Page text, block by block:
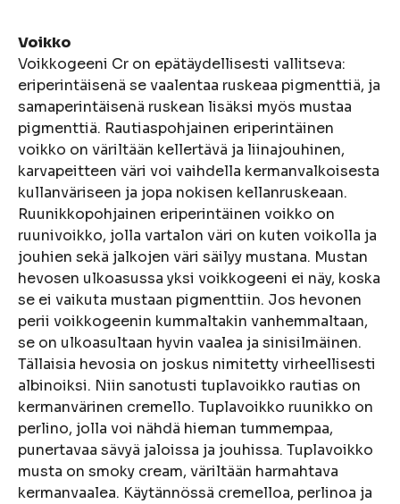
Voikko
Voikkogeeni Cr on epätäydellisesti vallitseva:
eriperintäisenä se vaalentaa ruskeaa pigmenttiä, ja
samaperintäisenä ruskean lisäksi myös mustaa
pigmenttiä. Rautiaspohjainen eriperintäinen
voikko on väriltään kellertävä ja liinajouhinen,
karvapeitteen väri voi vaihdella kermanvalkoisesta
kullanväriseen ja jopa nokisen kellanruskeaan.
Ruunikkopohjainen eriperintäinen voikko on
ruunivoikko, jolla vartalon väri on kuten voikolla ja
jouhien sekä jalkojen väri säilyy mustana. Mustan
hevosen ulkoasussa yksi voikkogeeni ei näy, koska
se ei vaikuta mustaan pigmenttiin. Jos hevonen
perii voikkogeenin kummaltakin vanhemmaltaan,
se on ulkoasultaan hyvin vaalea ja sinisilmäinen.
Tällaisia hevosia on joskus nimitetty virheellisesti
albinoiksi. Niin sanotusti tuplavoikko rautias on
kermanvärinen cremello. Tuplavoikko ruunikko on
perlino, jolla voi nähdä hieman tummempaa,
punertavaa sävyä jaloissa ja jouhissa. Tuplavoikko
musta on smoky cream, väriltään harmahtava
kermanvaalea. Käytännössä cremelloa, perlinoa ja